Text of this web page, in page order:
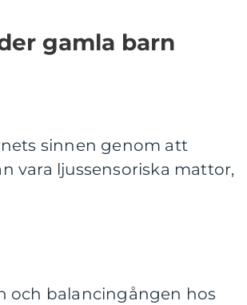
gamla barn
sinnen genom att
vara ljussensoriska mattor,
och balancingången hos